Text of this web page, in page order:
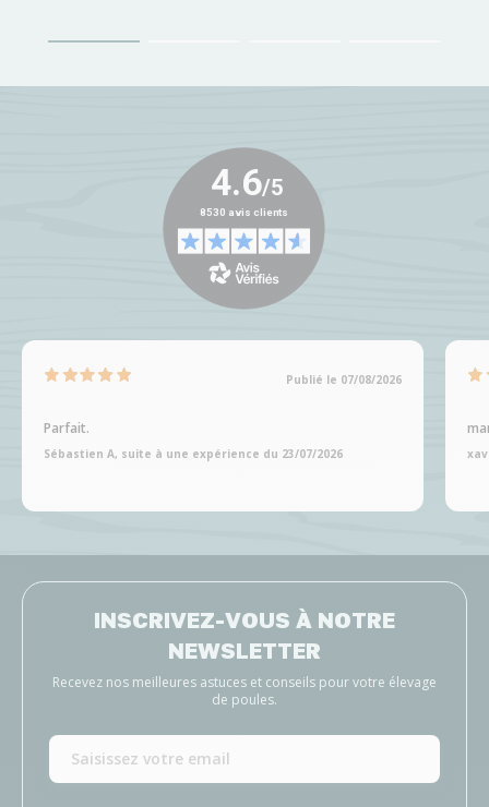
Publié le 07/08/2026
Parfait.
Sébastien A, suite à une expérience du 23/07/2026
INSCRIVEZ-VOUS À NOTRE
NEWSLETTER
Recevez nos meilleures astuces et conseils pour votre élevage
de poules.